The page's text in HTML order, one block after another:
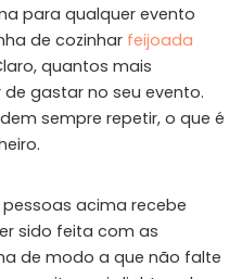
para qualquer evento
de cozinhar feijoada
quantos mais
gastar no seu evento.
sempre repetir, o que é
acima recebe
sido feita com as
de modo a que não falte